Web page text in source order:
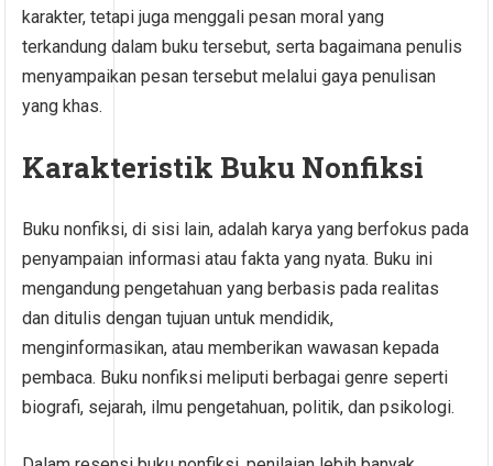
karakter, tetapi juga menggali pesan moral yang
terkandung dalam buku tersebut, serta bagaimana penulis
menyampaikan pesan tersebut melalui gaya penulisan
yang khas.
Karakteristik Buku Nonfiksi
Buku nonfiksi, di sisi lain, adalah karya yang berfokus pada
penyampaian informasi atau fakta yang nyata. Buku ini
mengandung pengetahuan yang berbasis pada realitas
dan ditulis dengan tujuan untuk mendidik,
menginformasikan, atau memberikan wawasan kepada
pembaca. Buku nonfiksi meliputi berbagai genre seperti
biografi, sejarah, ilmu pengetahuan, politik, dan psikologi.